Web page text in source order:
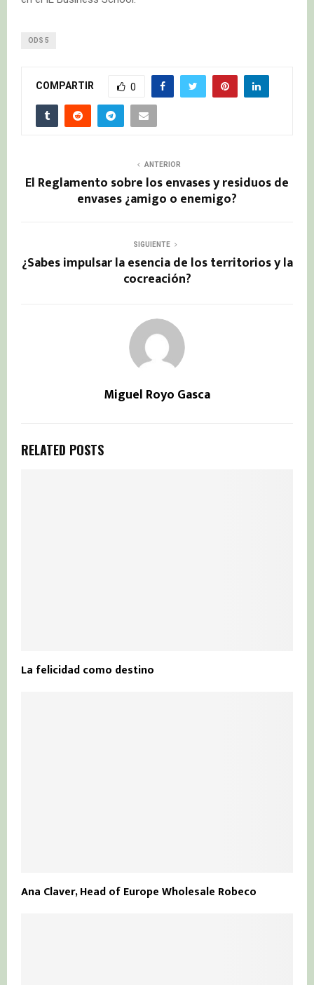
ODS 5
COMPARTIR 0
ANTERIOR
El Reglamento sobre los envases y residuos de
envases ¿amigo o enemigo?
SIGUIENTE
¿Sabes impulsar la esencia de los territorios y la
cocreación?
Miguel Royo Gasca
RELATED POSTS
La felicidad como destino
Ana Claver, Head of Europe Wholesale Robeco